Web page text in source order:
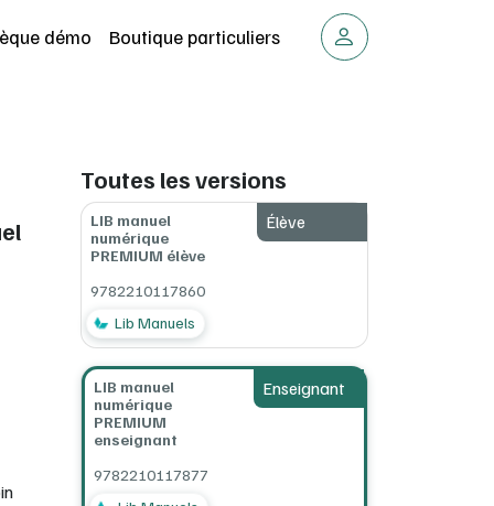
démo Boutique particuliers
Toutes les versions
Élève
LIB manuel
numérique
PREMIUM élève
9782210117860
Lib Manuels
Enseignant
LIB manuel
numérique
PREMIUM
enseignant
9782210117877